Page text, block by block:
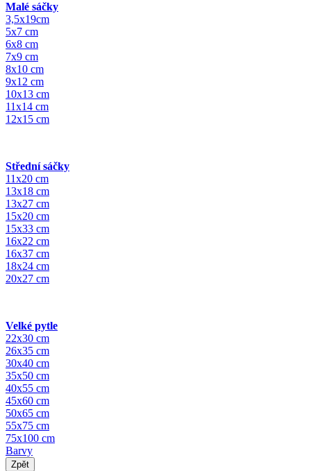
Malé sáčky
3,5x19cm
5x7 cm
6x8 cm
7x9 cm
8x10 cm
9x12 cm
10x13 cm
11x14 cm
12x15 cm
Střední sáčky
11x20 cm
13x18 cm
13x27 cm
15x20 cm
15x33 cm
16x22 cm
16x37 cm
18x24 cm
20x27 cm
Velké pytle
22x30 cm
26x35 cm
30x40 cm
35x50 cm
40x55 cm
45x60 cm
50x65 cm
55x75 cm
75x100 cm
Barvy
Zpět